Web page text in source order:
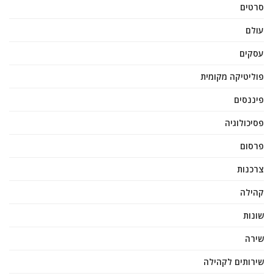
סרטים
עולם
עסקים
פוליטיקה מקומית
פיננסים
פסיכולוגיה
פרסום
צרכנות
קהילה
שונות
שירה
שירותים לקהילה